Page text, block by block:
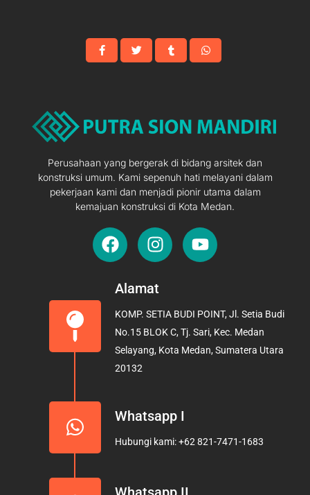
Perusahaan yang bergerak di bidang arsitek dan
konstruksi umum. Kami sepenuh hati melayani dalam
pekerjaan kami dan menjadi pionir utama dalam
kemajuan konstruksi di Kota Medan.
F
a
e
o
o
k
I
n
t
g
r
a
Y
o
b
e
Alamat
KOMP. SETIA BUDI POINT, Jl. Setia Budi
No.15 BLOK C, Tj. Sari, Kec. Medan
Selayang, Kota Medan, Sumatera Utara
20132
Whatsapp I
Hubungi kami: +62 821-7471-1683